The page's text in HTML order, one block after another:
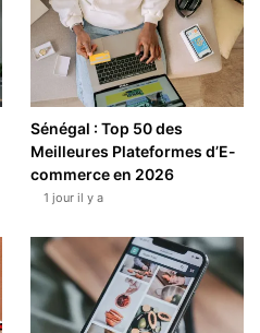
Sénégal : Top 50 des
Meilleures Plateformes d’E-
commerce en 2026
1 jour il y a